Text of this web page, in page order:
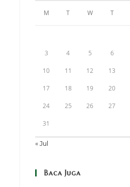
M T W T
3 4 5 6
10 11 12 13
17 18 19 20
24 25 26 27
31
« Jul
Baca Juga